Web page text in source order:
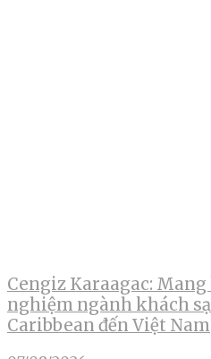
Cengiz Karaagac:
nghiệm ngành khách
Caribbean đến Việt Nam